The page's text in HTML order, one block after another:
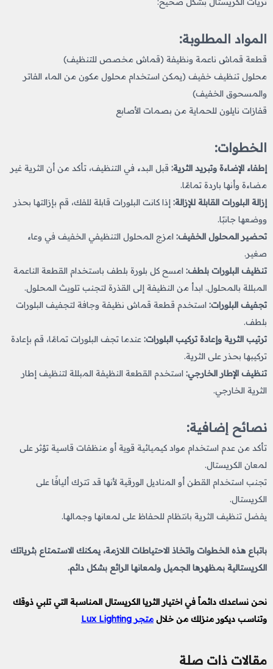
المواد المطلوبة:
قطعة قماش ناعمة ونظيفة (قماش مخصص للتنظيف)
محلول تنظيف خفيف (يمكن استخدام محلول مكون من الماء الفاتر
والمسحوق الخفيف)
قفازات نايلون للحماية من بصمات الأصابع
الخطوات:
إطفاء الإضاءة وتبريد الثرية: قبل البدء في التنظيف، تأكد من أن الثرية غير
مضاءة وأنها باردة تمامًا.
إزالة البلورات القابلة للإزالة: إذا كانت البلورات قابلة للفك، قم بإزالتها بحذر
ووضعها جانبًا.
تحضير المحلول الخفيف: امزج المحلول التنظيفي الخفيف في وعاء
صغير.
تنظيف البلورات بلطف: امسح كل بلورة بلطف باستخدام القطعة الناعمة
المبللة بالمحلول. ابدأ من النظيفة إلى القذرة لتجنب تلويث المحلول.
تجفيف البلورات: استخدم قطعة قماش نظيفة وجافة لتجفيف البلورات
بلطف.
ترتيب الثرية وإعادة تركيب البلورات: عندما تجف البلورات تمامًا، قم بإعادة
تركيبها بحذر على الثرية.
تنظيف الإطار الخارجي: استخدم القطعة النظيفة المبللة لتنظيف إطار
الثرية الخارجي.
نصائح إضافية:
تأكد من عدم استخدام مواد كيميائية قوية أو منظفات قاسية تؤثر على
لمعان الكريستال.
تجنب استخدام القطن أو المناديل الورقية لأنها قد تترك أليافًا على
الكريستال.
يفضل تنظيف الثرية بانتظام للحفاظ على لمعانها وجمالها.
باتباع هذه الخطوات واتخاذ الاحتياطات اللازمة، يمكنك الاستمتاع بثرياتك
الكريستالية بمظهرها الجميل ولمعانها الرائع بشكل دائم.
نحن نساعدك دائماً في اختيار الثريا الكريستال المناسبة التي تلبي ذوقك
وتناسب ديكور منزلك من خلال متجر Lux Lighting
مقالات ذات صلة